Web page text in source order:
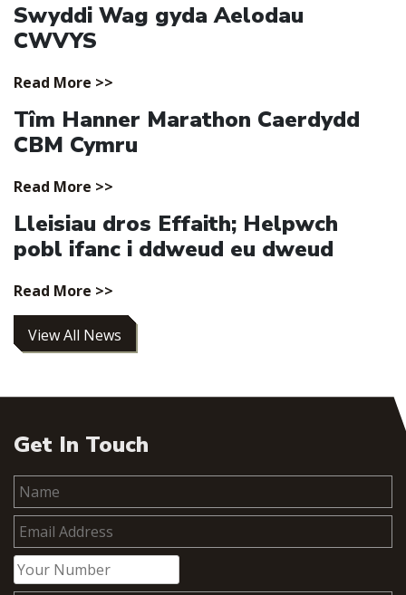
Swyddi Wag gyda Aelodau
CWVYS
Read More >>
Tîm Hanner Marathon Caerdydd
CBM Cymru
Read More >>
Lleisiau dros Effaith; Helpwch
pobl ifanc i ddweud eu dweud
Read More >>
View All News
Get In Touch